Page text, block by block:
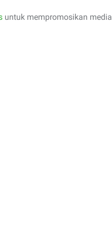
untuk mempromosikan media